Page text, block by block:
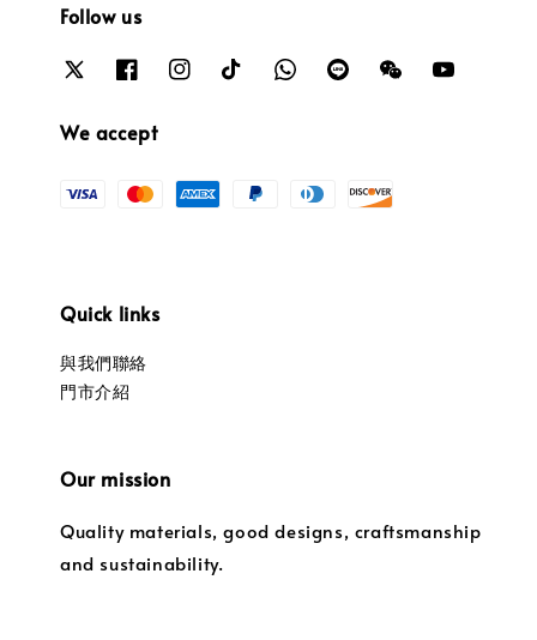
Follow us
We accept
Quick links
與我們聯絡
門市介紹
Our mission
Quality materials, good designs, craftsmanship
and sustainability.